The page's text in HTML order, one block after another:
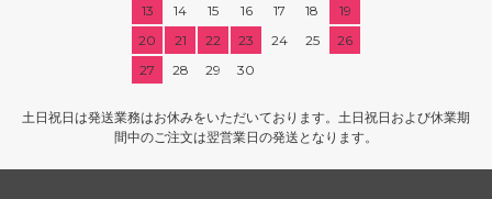
13
14 15 16 17 18
19
20
21 22 23 24 25
26
27
28 29 30
土日祝日は発送業務はお休みをいただいております。土日祝日および休業期
間中のご注文は翌営業日の発送となります。